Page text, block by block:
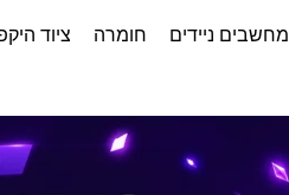
מחשבים ניידים חומרה ציוד